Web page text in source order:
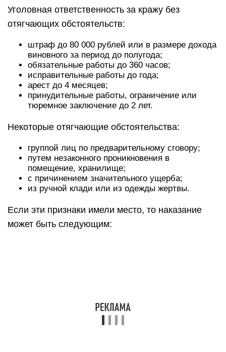
Уголовная ответственность за кражу без
отягчающих обстоятельств:
штраф до 80 000 рублей или в размере дохода
виновного за период до полугода;
обязательные работы до 360 часов;
исправительные работы до года;
арест до 4 месяцев;
принудительные работы, ограничение или
тюремное заключение до 2 лет.
Некоторые отягчающие обстоятельства:
группой лиц по предварительному сговору;
путем незаконного проникновения в
помещение, хранилище;
с причинением значительного ущерба;
из ручной клади или из одежды жертвы.
Если эти признаки имели место, то наказание
может быть следующим: